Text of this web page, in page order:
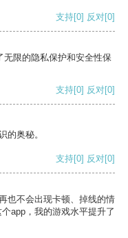
支持[0] 反对[0]
限的隐私保护和安全性保
支持[0] 反对[0]
的奥秘。
支持[0] 反对[0]
也不会出现卡顿、掉线的情
app，我的游戏水平提升了